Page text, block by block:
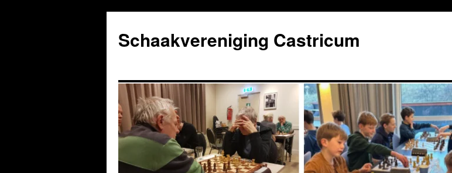
de
inhoud
Schaakvereniging Castricum